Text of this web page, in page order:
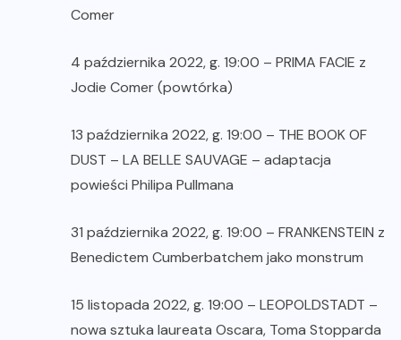
Comer
4 października 2022, g. 19:00 – PRIMA FACIE z
Jodie Comer (powtórka)
13 października 2022, g. 19:00 – THE BOOK OF
DUST – LA BELLE SAUVAGE – adaptacja
powieści Philipa Pullmana
31 października 2022, g. 19:00 – FRANKENSTEIN z
Benedictem Cumberbatchem jako monstrum
15 listopada 2022, g. 19:00 – LEOPOLDSTADT –
nowa sztuka laureata Oscara, Toma Stopparda